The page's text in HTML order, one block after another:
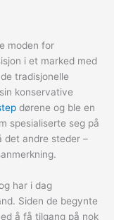
moden for
i et marked med
tradisjonelle
konservative
dørene og ble en
spesialiserte seg på
det andre steder –
har i dag
Siden de begynte
å få tilgang på nok